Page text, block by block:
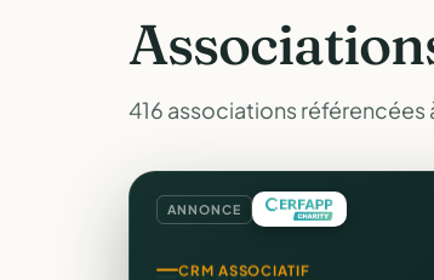
416 associations
ANNONCE
CRM ASSOCIATIF